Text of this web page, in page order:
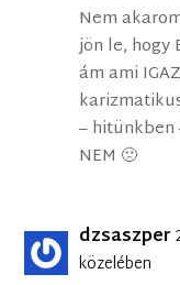
Nem
jön le, hogy
ám ami
– hitünkben
NEM 🙁
dzsaszper
közelében